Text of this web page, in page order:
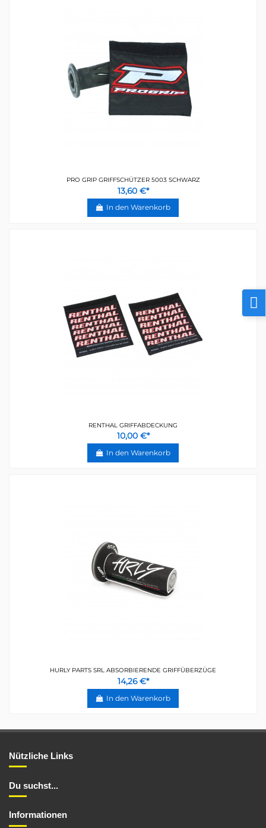
PRO GRIP GRIFFSCHÜTZER 5003 SCHWARZ
13,60 €*
In den Warenkorb
RENTHAL GRIFFABDECKUNG
10,00 €*
In den Warenkorb
HURLY PARTS SRL ABSORBIERENDE GRIFFÜBERZÜGE
14,26 €*
In den Warenkorb
Nützliche Links
Du suchst...
Informationen